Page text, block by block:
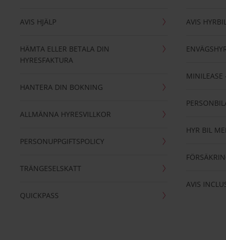
AVIS HJÄLP
HÄMTA ELLER BETALA DIN
HYRESFAKTURA
HANTERA DIN BOKNING
ALLMÄNNA HYRESVILLKOR
PERSONUPPGIFTSPOLICY
TRÄNGESELSKATT
QUICKPASS
AVIS
MINILEASE
HYR BIL
AVIS